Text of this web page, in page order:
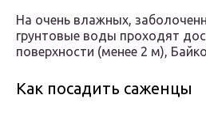
На очень влажных,
грунтовые воды проходят
поверхности (менее 2 м),
Как посадить саженцы